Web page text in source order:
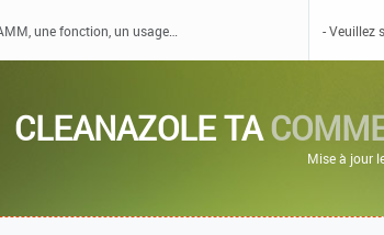
CLEANAZOLE TA
Mise à jour